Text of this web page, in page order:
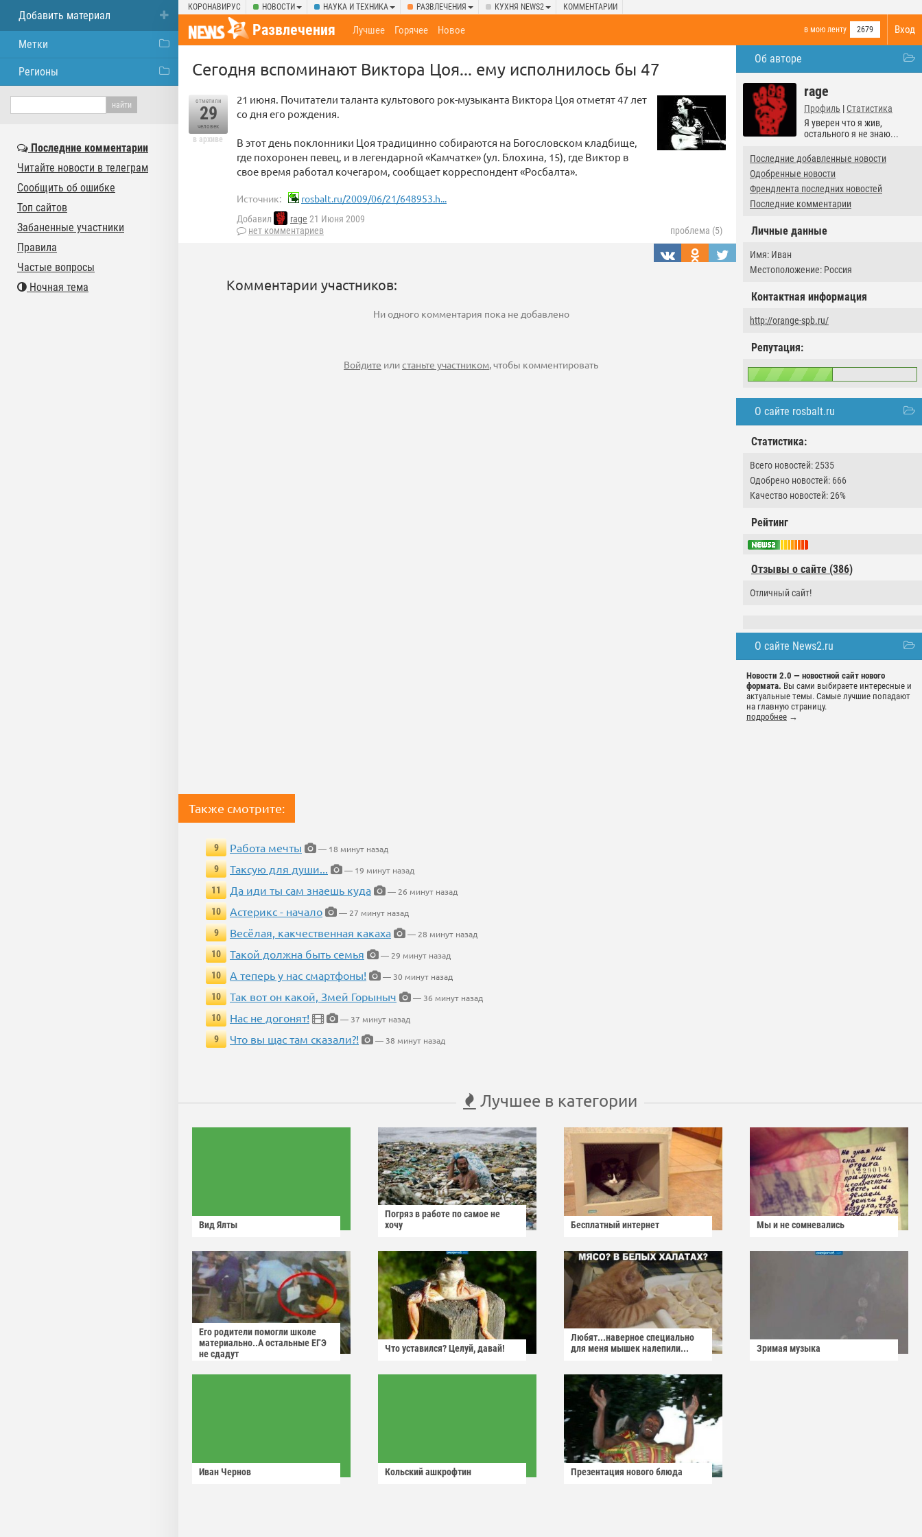
КОРОНАВИРУС НОВОСТИ НАУКА И ТЕХНИКА РАЗВЛЕЧЕНИЯ КУХНЯ NEWS2 КОММЕНТАРИИ
Вход
Развлечения в мою ленту 2679
Лучшее Горячее Новое
Об авторе
rage
Профиль | Статистика
Я уверен что я жив,
остального я не знаю...
Последние добавленные новости
Одобренные новости
Френдлента последних новостей
Последние комментарии
Личные данные
Имя: Иван
Местоположение: Россия
Контактная информация
http://orange-spb.ru/
Репутация:
О сайте rosbalt.ru
Статистика:
Всего новостей: 2535
Одобрено новостей: 666
Качество новостей: 26%
Рейтинг
Отзывы о сайте (386)
Отличный сайт!
О сайте News2.ru
Новости 2.0 — новостной сайт нового
формата. Вы сами выбираете интересные и
актуальные темы. Самые лучшие попадают
на главную страницу.
подробнее →
Сегодня вспоминают Виктора Цоя... ему исполнилось бы 47
отметили
29
человек
в архиве
21 июня. Почитатели таланта культового рок-музыканта Виктора Цоя отметят 47 лет
со дня его рождения.
В этот день поклонники Цоя традицинно собираются на Богословском кладбище,
где похоронен певец, и в легендарной «Камчатке» (ул. Блохина, 15), где Виктор в
свое время работал кочегаром, сообщает корреспондент «Росбалта».
Источник: rosbalt.ru/2009/06/21/648953.h...
Добавил rage 21 Июня 2009
нет комментариев
проблема (5)
Комментарии участников:
Ни одного комментария пока не добавлено
Войдите илистаньте участником, чтобы комментировать
Также смотрите:
9 Работа мечты
— 18 минут назад
9
Таксую для души...
— 19 минут назад
11
Да иди ты сам знаешь куда
— 26 минут назад
10
Астерикс - начало
— 27 минут назад
9
Весёлая, какчественная какаха
— 28 минут назад
10
Такой должна быть семья
— 29 минут назад
10
А теперь у нас смартфоны!
— 30 минут назад
10
Так вот он какой, Змей Горыныч
— 36 минут назад
10
Нас не догонят!
— 37 минут назад
9
Что вы щас там сказали?! — 38 минут назад
Лучшее в категории
Вид Ялты
Погряз в работе по самое не
хочу
Бесплатный интернет Мы и не сомневались
Его родители помогли школе
материально..А остальные ЕГЭ
не сдадут
Что уставился? Целуй, давай!
Любят...наверное специально
для меня мышек налепили...
Зримая музыка
Иван Чернов Кольский ашкрофтин Презентация нового блюда
Добавить материал
Метки
Регионы
Последние комментарии
Читайте новости в телеграм
Сообщить об ошибке
Топ сайтов
Забаненные участники
Правила
Частые вопросы
Ночная тема